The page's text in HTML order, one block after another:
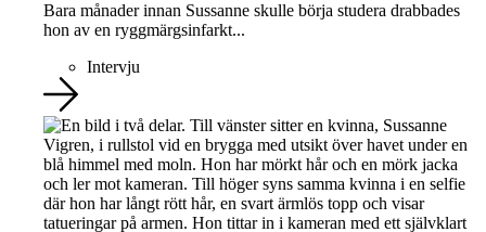
Bara månader innan Sussanne skulle börja studera drabbades
hon av en ryggmärgsinfarkt...
Intervju